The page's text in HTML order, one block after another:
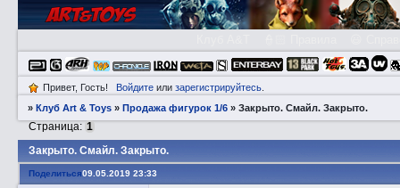
Привет, Гость! Войдитеили зарегистрируйтесь.
»Клуб Art & Toys »Продажа фигурок 1/6 »Закрытo. Смaйл. Закрытo.
Закрытo. Смaйл. Закрытo.
Страница: 1
Поделиться09.05.2019 23:33